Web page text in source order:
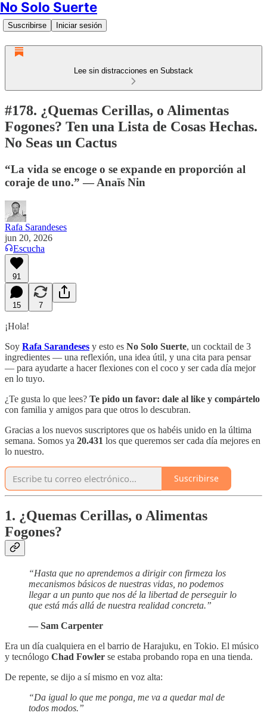
No Solo Suerte
Suscribirse Iniciar sesión
Lee sin distracciones en Substack
#178. ¿Quemas Cerillas, o Alimentas
Fogones? Ten una Lista de Cosas Hechas.
No Seas un Cactus
“La vida se encoge o se expande en proporción al
coraje de uno.” — Anaïs Nin
Rafa Sarandeses
jun 20, 2026
Escucha
91
15 7
¡Hola!
Soy Rafa Sarandeses y esto es No Solo Suerte, un cocktail de 3
ingredientes — una reflexión, una idea útil, y una cita para pensar
— para ayudarte a hacer flexiones con el coco y ser cada día mejor
en lo tuyo.
¿Te gusta lo que lees? Te pido un favor: dale al like y compártelo
con familia y amigos para que otros lo descubran.
Gracias a los nuevos suscriptores que os habéis unido en la última
semana. Somos ya 20.431 los que queremos ser cada día mejores en
lo nuestro.
Suscribirse
1. ¿Quemas Cerillas, o Alimentas
Fogones?
“Hasta que no aprendemos a dirigir con firmeza los
mecanismos básicos de nuestras vidas, no podemos
llegar a un punto que nos dé la libertad de perseguir lo
que está más allá de nuestra realidad concreta.”
— Sam Carpenter
Era un día cualquiera en el barrio de Harajuku, en Tokio. El músico
y tecnólogo Chad Fowler se estaba probando ropa en una tienda.
De repente, se dijo a sí mismo en voz alta:
“Da igual lo que me ponga, me va a quedar mal de
todos modos.”